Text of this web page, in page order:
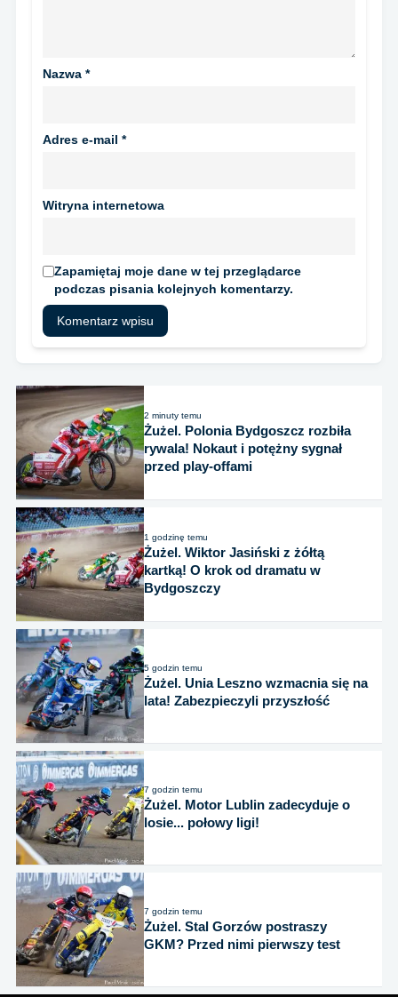
Nazwa *
Adres e-mail *
Witryna internetowa
Zapamiętaj moje dane w tej przeglądarce
podczas pisania kolejnych komentarzy.
2 minuty temu
Żużel. Polonia Bydgoszcz rozbiła
rywala! Nokaut i potężny sygnał
przed play-offami
1 godzinę temu
Żużel. Wiktor Jasiński z żółtą
kartką! O krok od dramatu w
Bydgoszczy
5 godzin temu
Żużel. Unia Leszno wzmacnia się na
lata! Zabezpieczyli przyszłość
7 godzin temu
Żużel. Motor Lublin zadecyduje o
losie... połowy ligi!
7 godzin temu
Żużel. Stal Gorzów postraszy
GKM? Przed nimi pierwszy test